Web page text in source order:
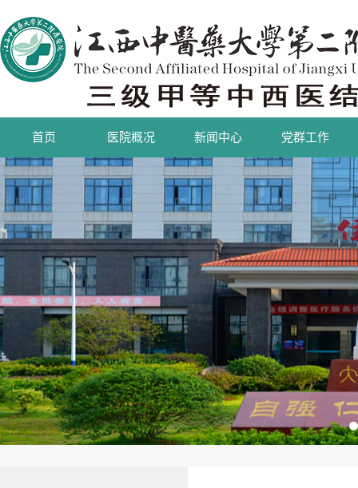
首页 医院概况 新闻中心 党群工作